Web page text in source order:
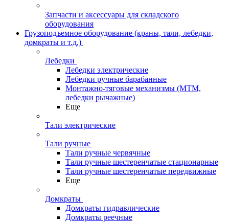
Запчасти и аксессуары для складского
оборудования
Грузоподъемное оборудование (краны, тали, лебедки,
домкраты и т.д.)
Лебедки
Лебедки электрические
Лебедки ручные барабанные
Монтажно-тяговые механизмы (МТМ,
лебедки рычажные)
Еще
Тали электрические
Тали ручные
Тали ручные червячные
Тали ручные шестеренчатые стационарные
Тали ручные шестеренчатые передвижные
Еще
Домкраты
Домкраты гидравлические
Домкраты реечные